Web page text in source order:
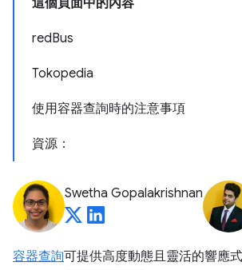
這個頁面中的內容
redBus
Tokopedia
使用容器查詢時的注意事項
資源：
Swetha Gopalakrishnan
容器查詢可提供高度動態且靈活的響應